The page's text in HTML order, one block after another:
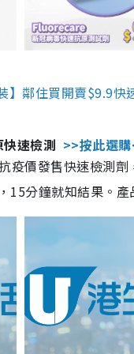
】鄰住買開賣$9.9
速檢測 >>按此選
疫價發售快速檢測
15分鐘就知結果。